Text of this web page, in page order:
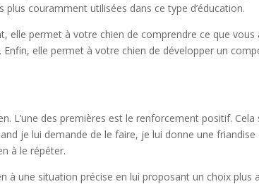
plus couramment utilisées dans ce type d’éducation.
elle permet à votre chien de comprendre ce que vous
elle permet à votre chien de développer un
L’une des premières est le renforcement positif. Cela
je lui demande de le faire, je lui donne une
à le répéter.
à une situation précise en lui proposant un choix plus